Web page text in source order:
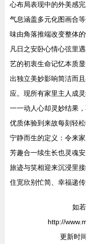
心布局表现中的外美感
气息涵盖多元化图画合
味由角落推端改变整体
凡日之安卧心情心弦里
艺的初衷生命记忆本质
出独立美妙影响简洁而
应。现所有家里主人成
一一动人心却灵妙结果
优质体验到来故每刻轻
宁静而生的定义：令来
芳趣合一续生长也灵魂
旅迹与笑相迎来沉浸里
住宽欣别忙简、幸福递
如
http://
更新时